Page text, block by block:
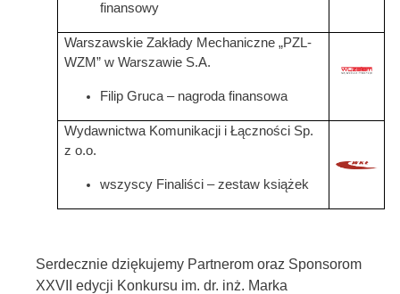
finansowy
Warszawskie Zakłady Mechaniczne „PZL-
WZM” w Warszawie S.A.
Filip Gruca – nagroda finansowa
Grafika
Wydawnictwa Komunikacji i Łączności Sp.
z o.o.
wszyscy Finaliści – zestaw książek
Serdecznie dziękujemy Partnerom oraz Sponsorom
XXVII edycji Konkursu im. dr. inż. Marka